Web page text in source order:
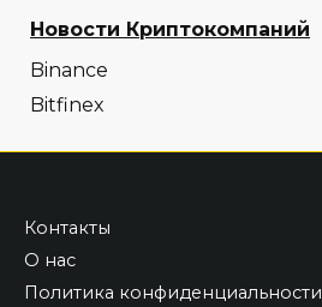
Новости Криптокомпаний
Binance
Bitfinex
Контакты
О нас
Политика конфиденциальности